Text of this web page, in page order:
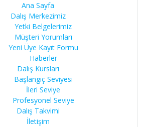
Ana Sayfa
Dalış Merkezimiz
Yetki Belgelerimiz
Müşteri Yorumları
Yeni Üye Kayıt Formu
Haberler
Dalış Kursları
Başlangıç Seviyesi
İleri Seviye
Profesyonel Seviye
Dalış Takvimi
İletişim